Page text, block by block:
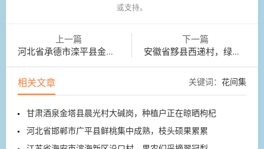
或支持。
上一篇
河北省承德市滦平县金山岭长城晨光映照，壮美如画
下一篇
安徽省黟县西递村，绿水青山、清新隽逸、淡雅明快
相关文章 关键词： 花间集
甘肃酒泉金塔县晨光村大碱岗，种植户正在晾晒枸杞
河北省邯郸市广平县鲜桃集中成熟，枝头硕果累累